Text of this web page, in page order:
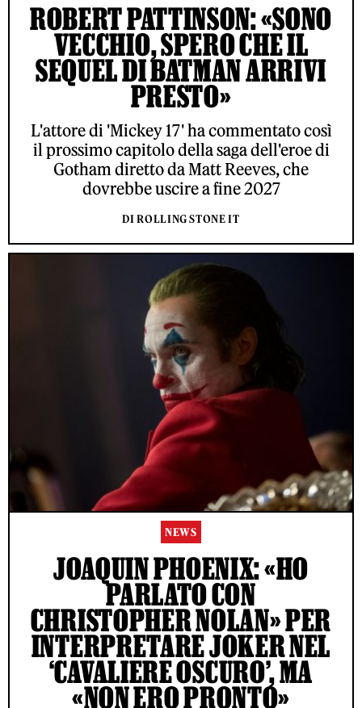
ROBERT PATTINSON: «SONO
VECCHIO, SPERO CHE IL
SEQUEL DI BATMAN ARRIVI
PRESTO»
L'attore di 'Mickey 17' ha commentato così
il prossimo capitolo della saga dell'eroe di
Gotham diretto da Matt Reeves, che
dovrebbe uscire a fine 2027
DI ROLLING STONE IT
NEWS
JOAQUIN PHOENIX: «HO
PARLATO CON
CHRISTOPHER NOLAN» PER
INTERPRETARE JOKER NEL
‘CAVALIERE OSCURO’, MA
«NON ERO PRONTO»